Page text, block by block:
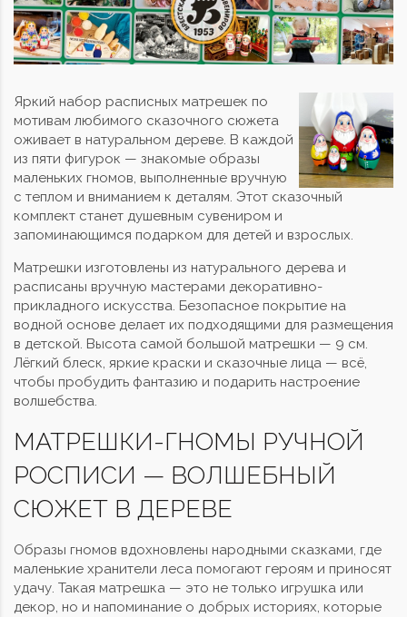
Яркий набор расписных матрешек по
мотивам любимого сказочного сюжета
оживает в натуральном дереве. В каждой
из пяти фигурок — знакомые образы
маленьких гномов, выполненные вручную
с теплом и вниманием к деталям. Этот сказочный
комплект станет душевным сувениром и
запоминающимся подарком для детей и взрослых.
Матрешки изготовлены из натурального дерева и
расписаны вручную мастерами декоративно-
прикладного искусства. Безопасное покрытие на
водной основе делает их подходящими для размещения
в детской. Высота самой большой матрешки — 9 см.
Лёгкий блеск, яркие краски и сказочные лица — всё,
чтобы пробудить фантазию и подарить настроение
волшебства.
МАТРЕШКИ-ГНОМЫ РУЧНОЙ
РОСПИСИ — ВОЛШЕБНЫЙ
СЮЖЕТ В ДЕРЕВЕ
Образы гномов вдохновлены народными сказками, где
маленькие хранители леса помогают героям и приносят
удачу. Такая матрешка — это не только игрушка или
декор, но и напоминание о добрых историях, которые